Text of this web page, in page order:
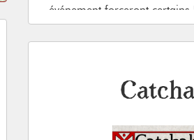
événement forceront
vivre des aventures pleines de
créatures mythologiques
croyances, et bien
Le système de jeu repose sur
sans dés, rien ne